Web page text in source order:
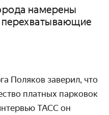
намерены
перехватывающие
Поляков заверил, что
платных парковок
ТАСС он